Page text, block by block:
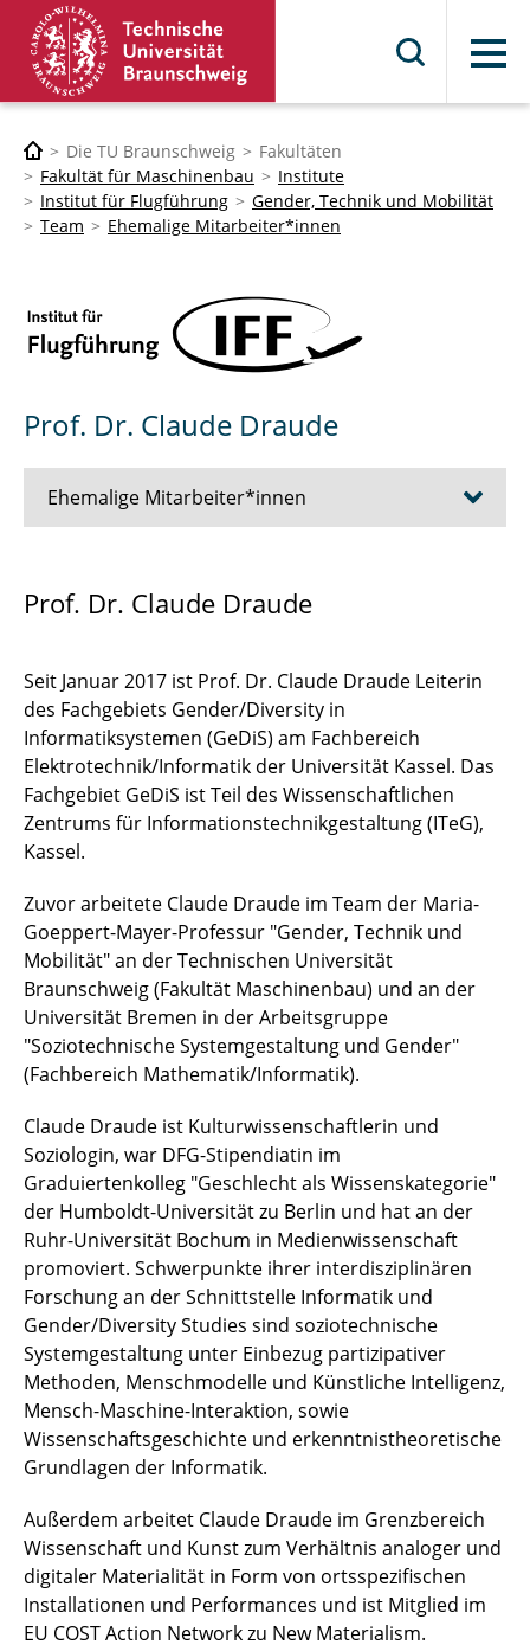
Menü
Die TU Braunschweig
Fakultäten
Fakultät für Maschinenbau
Institute
Institut für Flugführung
Gender, Technik und Mobilität
Team
Ehemalige Mitarbeiter*innen
Prof. Dr. Claude Draude
Ehemalige Mitarbeiter*innen
Dr. Sandra Buchmüller
Annette Bartsch M.A.
Jan Büssers M.A.
Dr. Imme Petersen
Jana Szeimies B.A.
Corinna Melcher M.A.
Dr. Göde Both
Prof. Dr. Claude Draude
Dr. Melanie Nowak
Prof. Dr. Claude Draude
Seit Januar 2017 ist Prof. Dr. Claude Draude Leiterin
des Fachgebiets Gender/Diversity in
Informatiksystemen (GeDiS) am Fachbereich
Elektrotechnik/Informatik der Universität Kassel. Das
Fachgebiet GeDiS ist Teil des Wissenschaftlichen
Zentrums für Informationstechnikgestaltung (ITeG),
Kassel.
Zuvor arbeitete Claude Draude im Team der Maria-
Goeppert-Mayer-Professur "Gender, Technik und
Mobilität" an der Technischen Universität
Braunschweig (Fakultät Maschinenbau) und an der
Universität Bremen in der Arbeitsgruppe
"Soziotechnische Systemgestaltung und Gender"
(Fachbereich Mathematik/Informatik).
Claude Draude ist Kulturwissenschaftlerin und
Soziologin, war DFG-Stipendiatin im
Graduiertenkolleg "Geschlecht als Wissenskategorie"
der Humboldt-Universität zu Berlin und hat an der
Ruhr-Universität Bochum in Medienwissenschaft
promoviert. Schwerpunkte ihrer interdisziplinären
Forschung an der Schnittstelle Informatik und
Gender/Diversity Studies sind soziotechnische
Systemgestaltung unter Einbezug partizipativer
Methoden, Menschmodelle und Künstliche Intelligenz,
Mensch-Maschine-Interaktion, sowie
Wissenschaftsgeschichte und erkenntnistheoretische
Grundlagen der Informatik.
Außerdem arbeitet Claude Draude im Grenzbereich
Wissenschaft und Kunst zum Verhältnis analoger und
digitaler Materialität in Form von ortsspezifischen
Installationen und Performances und ist Mitglied im
EU COST Action Network zu New Materialism.